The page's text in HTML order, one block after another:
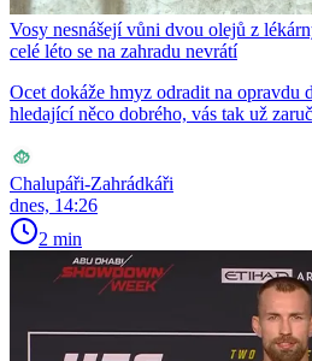
Vosy nesnášejí vůni dvou olejů z
celé léto se na zahradu nevrátí
Ocet dokáže hmyz odradit na opravdu
hledající něco dobrého, vás tak už
Chalupáři-Zahrádkáři
dnes, 14:26
2 min